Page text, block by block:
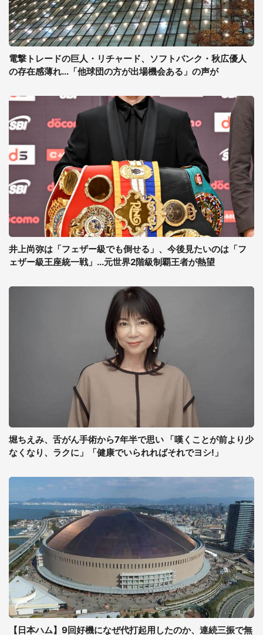
電撃トレードの巨人・リチャード、ソフトバンク・秋広優人
の存在感薄れ...「他球団の方が出場機会ある」の声が
井上尚弥は「フェザー級でも倒せる」、今後見たいのは「フ
ェザー級王座統一戦」...元世界2階級制覇王者が熱望
堀ちえみ、舌がん手術から7年半で思い 「嘆くことが前より少
なくなり、ラクに」「健康でいられればそれでヨシ!」
【日本ハム】9回好機になぜ代打起用したのか、連続三振で無